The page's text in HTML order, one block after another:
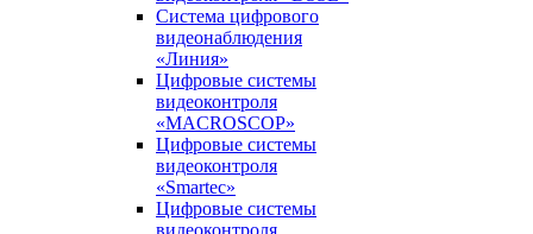
Система цифрового
видеонаблюдения
«Линия»
Цифровые системы
видеоконтроля
«MACROSCOP»
Цифровые системы
видеоконтроля
«Smartec»
Цифровые системы
видеоконтроля